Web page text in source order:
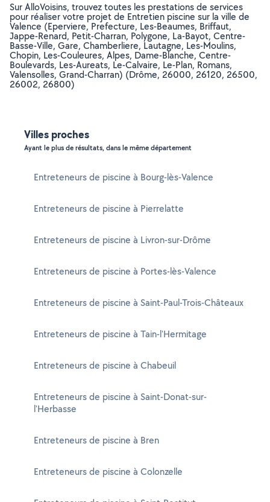
Sur AlloVoisins, trouvez toutes les prestations de services
pour réaliser votre projet de Entretien piscine sur la ville de
Valence (Eperviere, Prefecture, Les-Beaumes, Briffaut,
Jappe-Renard, Petit-Charran, Polygone, La-Bayot, Centre-
Basse-Ville, Gare, Chamberliere, Lautagne, Les-Moulins,
Chopin, Les-Couleures, Alpes, Dame-Blanche, Centre-
Boulevards, Les-Aureats, Le-Calvaire, Le-Plan, Romans,
Valensolles, Grand-Charran) (Drôme, 26000, 26120, 26500,
26002, 26800)
Villes proches
Ayant le plus de résultats, dans le même département
Entreteneurs de piscine à Bourg-lès-Valence
Entreteneurs de piscine à Pierrelatte
Entreteneurs de piscine à Livron-sur-Drôme
Entreteneurs de piscine à Portes-lès-Valence
Entreteneurs de piscine à Saint-Paul-Trois-Châteaux
Entreteneurs de piscine à Tain-l'Hermitage
Entreteneurs de piscine à Chabeuil
Entreteneurs de piscine à Saint-Donat-sur-
l'Herbasse
Entreteneurs de piscine à Bren
Entreteneurs de piscine à Colonzelle